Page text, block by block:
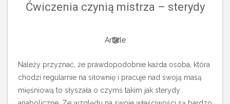
Ćwiczenia czynią mistrza – sterydy
Article
Należy przyznać, że prawdopodobnie każda osoba, która
chodzi regularnie na siłownię i pracuje nad swoją masą
mięśniową to słyszała o czymś takim jak sterydy